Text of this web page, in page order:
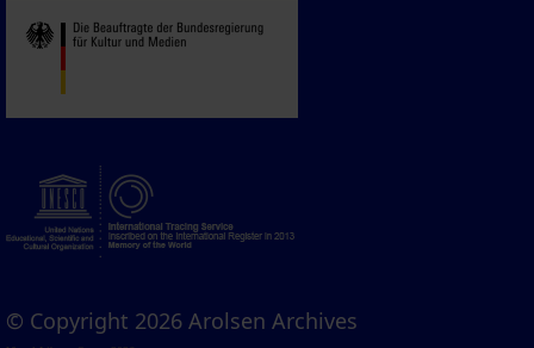
© Copyright 2026 Arolsen Archives